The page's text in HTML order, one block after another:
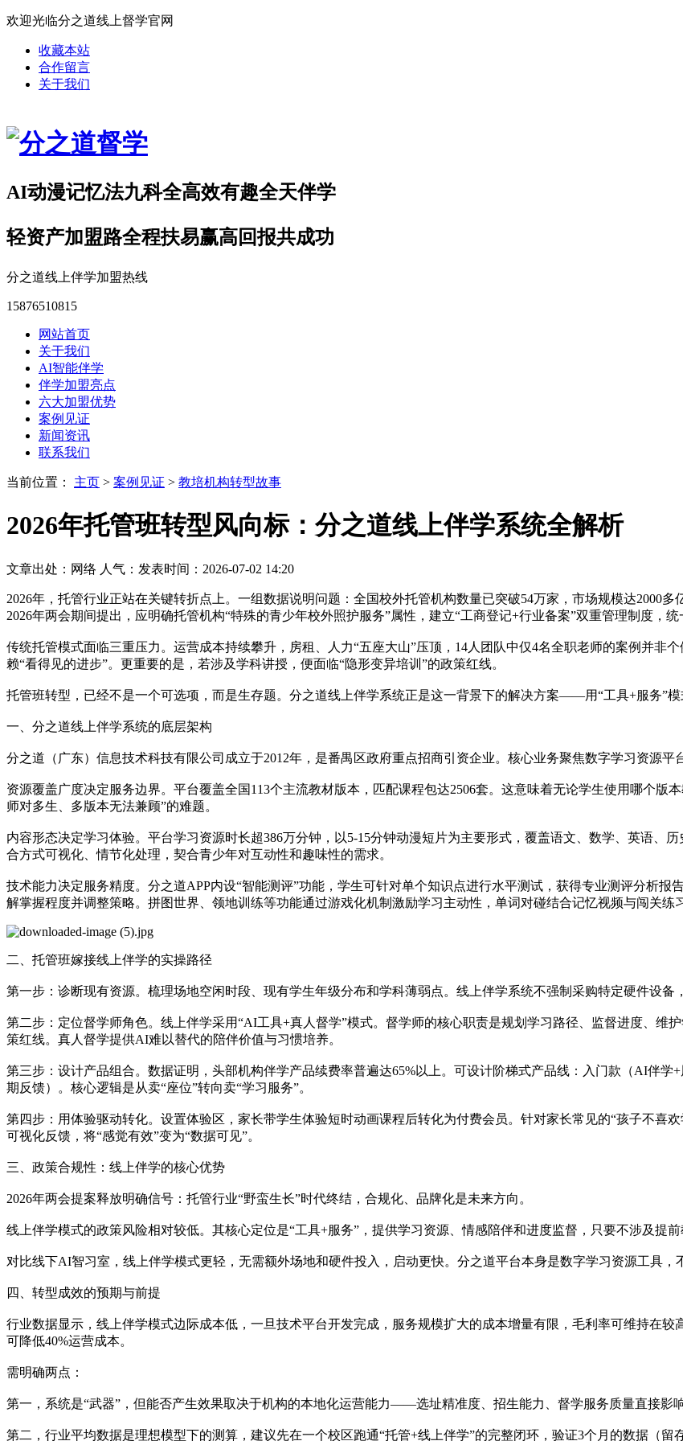
欢迎光临分之道线上督学官网
收藏本站
合作留言
关于我们
AI动漫记忆法九科全高效有趣全天伴学
轻资产加盟路全程扶易赢高回报共成功
分之道线上伴学加盟热线
15876510815
网站首页
关于我们
AI智能伴学
伴学加盟亮点
六大加盟优势
案例见证
新闻资讯
联系我们
当前位置： 主页 > 案例见证 > 教培机构转型故事
2026年托管班转型风向标：分之道线上伴学系统全解析
文章出处：网络 人气： 发表时间：2026-07-02 14:20
2026年，托管行业正站在关键转折点上。一组数据说明问题：全国校外托管机构数量已突破54万家，市场规模达
2026年两会期间提出，应明确托管机构“特殊的青少年校外照护服务”属性，建立“工商登记+行业备案”双重管理制度，统
传统托管模式面临三重压力。运营成本持续攀升，房租、人力“五座大山”压顶，14人团队中仅4名全职老师的案例并非
赖“看得见的进步”。更重要的是，若涉及学科讲授，便面临“隐形变异培训”的政策红线。
托管班转型，已经不是一个可选项，而是生存题。分之道线上伴学系统正是这一背景下的解决方案——用“工具+服务”模
一、分之道线上伴学系统的底层架构
分之道（广东）信息技术科技有限公司成立于2012年，是番禺区政府重点招商引资企业。核心业务聚焦数字学习资源平
资源覆盖广度决定服务边界。平台覆盖全国113个主流教材版本，匹配课程包达2506套。这意味着无论学生使用哪个版
师对多生、多版本无法兼顾”的难题。
内容形态决定学习体验。平台学习资源时长超386万分钟，以5-15分钟动漫短片为主要形式，覆盖语文、数学、英语、
合方式可视化、情节化处理，契合青少年对互动性和趣味性的需求。
技术能力决定服务精度。分之道APP内设“智能测评”功能，学生可针对单个知识点进行水平测试，获得专业测评分析
解掌握程度并调整策略。拼图世界、领地训练等功能通过游戏化机制激励学习主动性，单词对碰结合记忆视频与闯关练
二、托管班嫁接线上伴学的实操路径
第一步：诊断现有资源。梳理场地空闲时段、现有学生年级分布和学科薄弱点。线上伴学系统不强制采购特定硬件设备
第二步：定位督学师角色。线上伴学采用“AI工具+真人督学”模式。督学师的核心职责是规划学习路径、监督进度、维
策红线。真人督学提供AI难以替代的陪伴价值与习惯培养。
第三步：设计产品组合。数据证明，头部机构伴学产品续费率普遍达65%以上。可设计阶梯式产品线：入门款（AI伴
期反馈）。核心逻辑是从卖“座位”转向卖“学习服务”。
第四步：用体验驱动转化。设置体验区，家长带学生体验短时动画课程后转化为付费会员。针对家长常见的“孩子不喜
可视化反馈，将“感觉有效”变为“数据可见”。
三、政策合规性：线上伴学的核心优势
2026年两会提案释放明确信号：托管行业“野蛮生长”时代终结，合规化、品牌化是未来方向。
线上伴学模式的政策风险相对较低。其核心定位是“工具+服务”，提供学习资源、情感陪伴和进度监督，只要不涉及提
对比线下AI智习室，线上伴学模式更轻，无需额外场地和硬件投入，启动更快。分之道平台本身是数字学习资源工具，
四、转型成效的预期与前提
行业数据显示，线上伴学模式边际成本低，一旦技术平台开发完成，服务规模扩大的成本增量有限，毛利率可维持在
可降低40%运营成本。
需明确两点：
第一，系统是“武器”，但能否产生效果取决于机构的本地化运营能力——选址精准度、招生能力、督学服务质量直接影响
第二，行业平均数据是理想模型下的测算，建议先在一个校区跑通“托管+线上伴学”的完整闭环，验证3个月的数据（留